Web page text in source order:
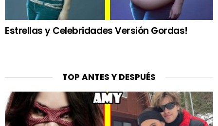
Estrellas y Celebridades Versión Gordas!
TOP ANTES Y DESPUÉS